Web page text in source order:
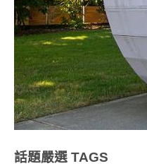
話題嚴選 TAGS